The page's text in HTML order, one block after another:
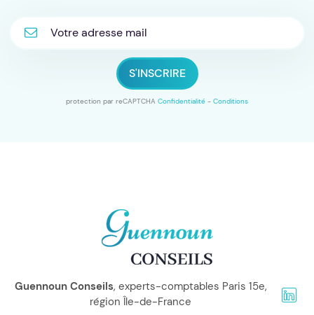
S'INSCRIRE
protection par reCAPTCHA Confidentialité - Conditions
Guennoun Conseils, experts-comptables Paris 15e,
région Île-de-France